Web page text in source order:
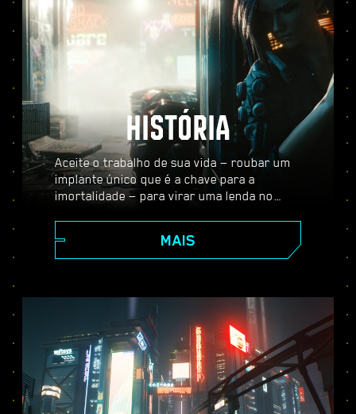
HISTÓRIA
Aceite o trabalho de sua vida — roubar um
implante único que é a chave para a
imortalidade — para virar uma lenda no
pessoas ao seu redor. Aceite uma variedade
de serviços para ir de mercenário
desvenda os mistérios do inestimável
implante tão cobiçado por todos.
MAIS